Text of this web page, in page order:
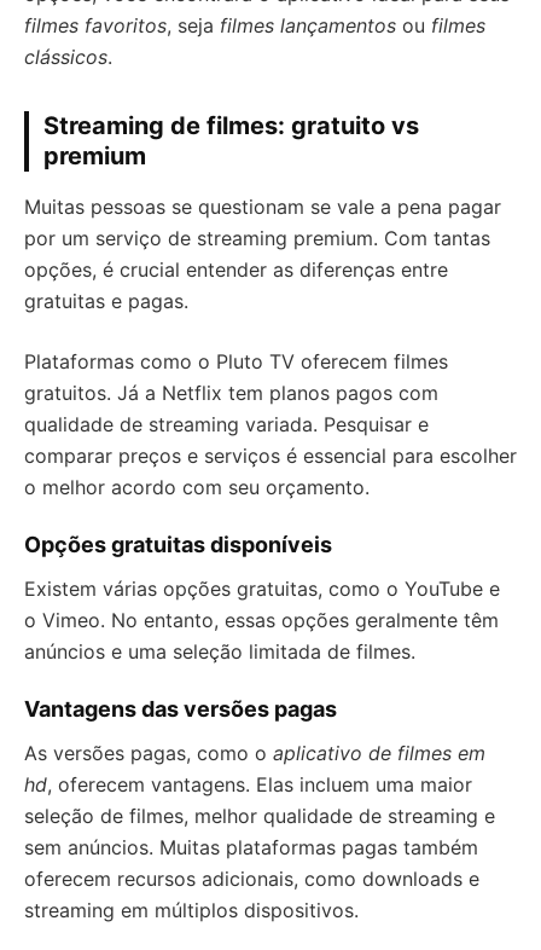
filmes favoritos, seja filmes lançamentos ou filmes
clássicos.
Streaming de filmes: gratuito vs
premium
Muitas pessoas se questionam se vale a pena pagar
por um serviço de streaming premium. Com tantas
opções, é crucial entender as diferenças entre
gratuitas e pagas.
Plataformas como o Pluto TV oferecem filmes
gratuitos. Já a Netflix tem planos pagos com
qualidade de streaming variada. Pesquisar e
comparar preços e serviços é essencial para escolher
o melhor acordo com seu orçamento.
Opções gratuitas disponíveis
Existem várias opções gratuitas, como o YouTube e
o Vimeo. No entanto, essas opções geralmente têm
anúncios e uma seleção limitada de filmes.
Vantagens das versões pagas
As versões pagas, como o aplicativo de filmes em
hd, oferecem vantagens. Elas incluem uma maior
seleção de filmes, melhor qualidade de streaming e
sem anúncios. Muitas plataformas pagas também
oferecem recursos adicionais, como downloads e
streaming em múltiplos dispositivos.